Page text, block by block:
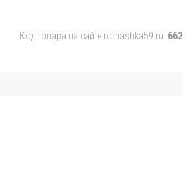
Код товара на сайте romashka59.ru: 662